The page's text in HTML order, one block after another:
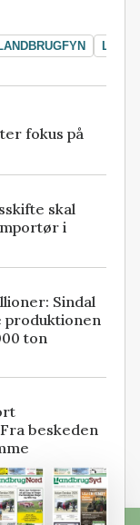
fokus på
skal
i
Sindal
produktionen
ton
beskeden